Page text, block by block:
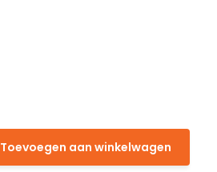
Toevoegen aan winkelwagen